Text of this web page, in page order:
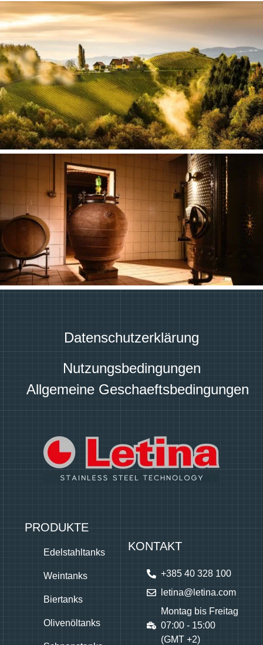
Datenschutzerklärung
Nutzungsbedingungen
Allgemeine Geschaeftsbedingungen
PRODUKTE
Edelstahltanks
Weintanks
Biertanks
Olivenöltanks
KONTAKT
+385 40 328 100
letina@letina.com
Montag bis Freitag
07:00 - 15:00
(GMT +2)